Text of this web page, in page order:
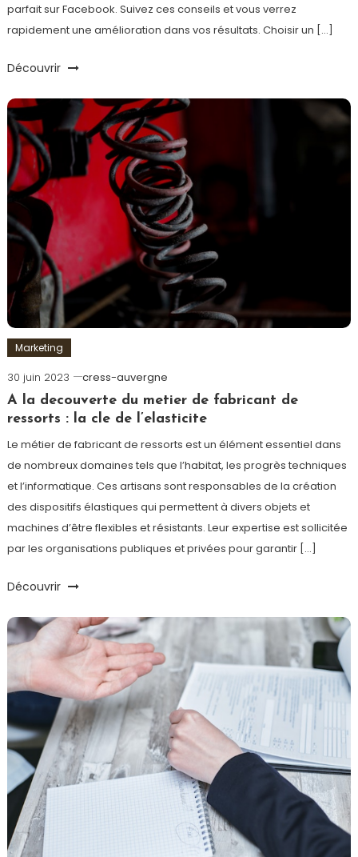
parfait sur Facebook. Suivez ces conseils et vous verrez
rapidement une amélioration dans vos résultats. Choisir un […]
Découvrir
Marketing
30 juin 2023
cress-auvergne
A la decouverte du metier de fabricant de
ressorts : la cle de l’elasticite
Le métier de fabricant de ressorts est un élément essentiel dans
de nombreux domaines tels que l’habitat, les progrès techniques
et l’informatique. Ces artisans sont responsables de la création
des dispositifs élastiques qui permettent à divers objets et
machines d’être flexibles et résistants. Leur expertise est sollicitée
par les organisations publiques et privées pour garantir […]
Découvrir